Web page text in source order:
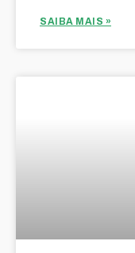
SAIBA MAIS »